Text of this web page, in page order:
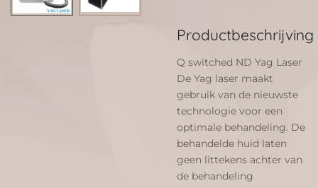
Productbeschrijving
Q switched ND Yag Laser
De Yag laser maakt
gebruik van de nieuwste
technologie voor een
optimale behandeling. De
behandelde huid laten
geen littekens achter van
de behandeling